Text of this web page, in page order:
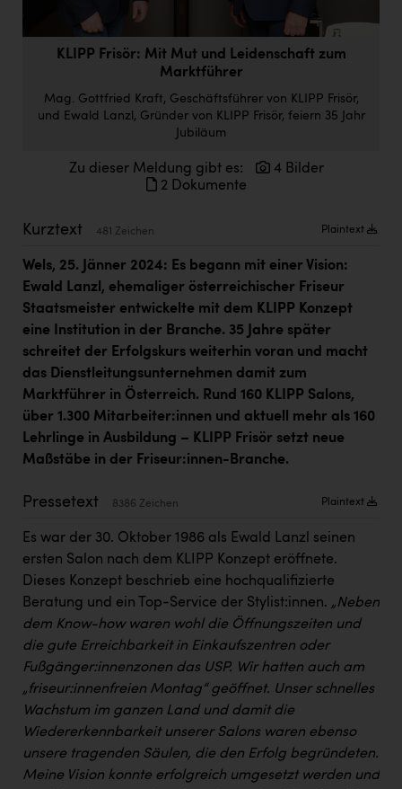
Doppler Gruppe
ERLUS AG
Firmenradl
HIG Infomotion Group
INTERSPAR
INTERSPORT Austria
Jesolo
Jane Goodall Institute Austria
Kärcher
Karin Liedl
Kleider Bauer
Kremsmüller Anlagenbau GmbH
Maximarkt
Oldtimer Raststationen und Motorhotels
Österreichischer Kachelofenverband
Passage Linz
KLIPP Frisör: Mit Mut und Leidenschaft zum
Marktführer
Mag. Gottfried Kraft, Geschäftsführer von KLIPP Frisör,
und Ewald Lanzl, Gründer von KLIPP Frisör, feiern 35 Jahr
Jubiläum
Zu dieser Meldung gibt es:
4 Bilder
2 Dokumente
Kurztext 481 Zeichen Plaintext
Wels, 25. Jänner 2024: Es begann mit einer Vision:
Ewald Lanzl, ehemaliger österreichischer Friseur
Staatsmeister entwickelte mit dem KLIPP Konzept
eine Institution in der Branche. 35 Jahre später
schreitet der Erfolgskurs weiterhin voran und macht
das Dienstleitungsunternehmen damit zum
Marktführer in Österreich. Rund 160 KLIPP Salons,
über 1.300 Mitarbeiter:innen und aktuell mehr als 160
Lehrlinge in Ausbildung – KLIPP Frisör setzt neue
Maßstäbe in der Friseur:innen-Branche.
Pressetext 8386 Zeichen Plaintext
Es war der 30. Oktober 1986 als Ewald Lanzl seinen
ersten Salon nach dem KLIPP Konzept eröffnete.
Dieses Konzept beschrieb eine hochqualifizierte
Beratung und ein Top-Service der Stylist:innen. „Neben
dem Know-how waren wohl die Öffnungszeiten und
die gute Erreichbarkeit in Einkaufszentren oder
Fußgänger:innenzonen das USP. Wir hatten auch am
„friseur:innenfreien Montag“ geöffnet. Unser schnelles
Wachstum im ganzen Land und damit die
Wiedererkennbarkeit unserer Salons waren ebenso
unsere tragenden Säulen, die den Erfolg begründeten.
Meine Vision konnte erfolgreich umgesetzt werden und